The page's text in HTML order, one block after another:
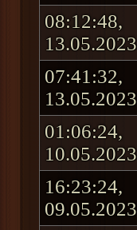
08:12:48,
13.05.2023
07:41:32,
13.05.2023
01:06:24,
10.05.2023
16:23:24,
09.05.2023